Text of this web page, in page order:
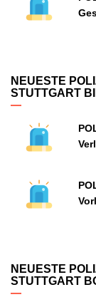
NEUESTE
STUTTGART
NEUESTE
STUTTGART